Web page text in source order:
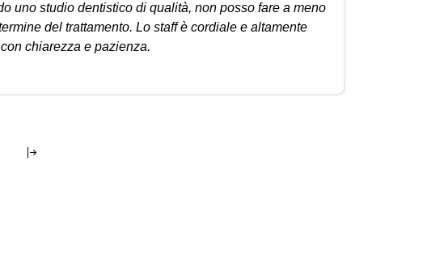
uno studio dentistico di qualità, non posso fare a meno
del trattamento. Lo staff è cordiale e altamente
chiarezza e pazienza.